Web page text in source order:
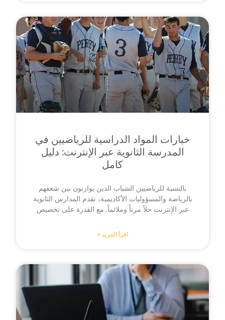
خيارات المواد الدراسية للرياضيين في
المدرسة الثانوية عبر الإنترنت: دليل
كامل
بالنسبة للرياضيين الشباب الذين يوازنون بين شغفهم
بالرياضة والمسؤوليات الأكاديمية، تقدم المدارس الثانوية
عبر الإنترنت حلاً مرناً وملائماً. مع القدرة على تخصيص
اقرأ المزيد »